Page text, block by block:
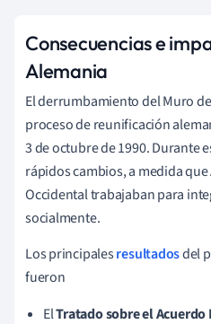
Consecuencias e
Alemania
El derrumbamiento del Muro
proceso de reunificación
3 de octubre de 1990. Durante
rápidos cambios, a medida
Occidental trabajaban para
socialmente.
Los principalesresultadosdel
fueron
ElTratado sobre el Acuerdo